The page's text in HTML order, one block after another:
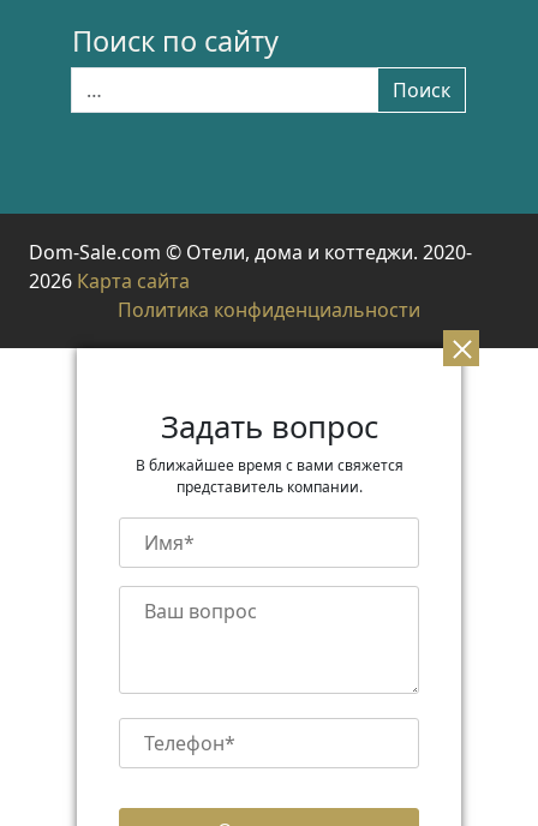
Поиск по сайту
Поиск
Dom-Sale.com © Отели, дома и коттеджи. 2020-
2026 Карта сайта
Политика конфиденциальности
Задать вопрос
В ближайшее время с вами свяжется
представитель компании.